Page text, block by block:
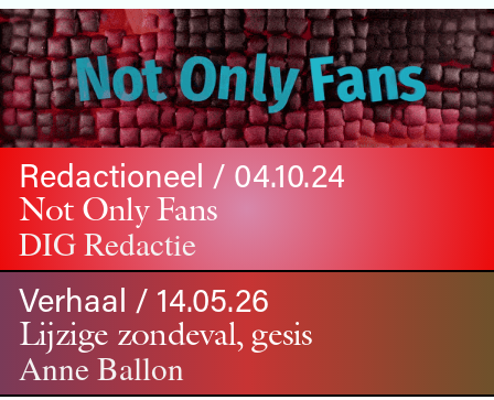
Redactioneel / 04.10.24
Not Only Fans
DIG Redactie
Verhaal / 14.05.26
Lijzige zondeval, gesis
Anne Ballon